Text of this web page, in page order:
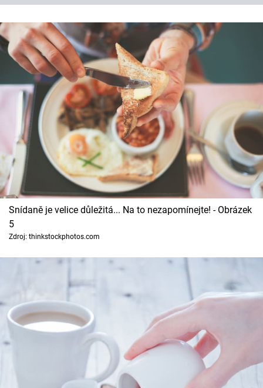
Snídaně je velice důležitá... Na to nezapomínejte! - Obrázek
5
Zdroj: thinkstockphotos.com